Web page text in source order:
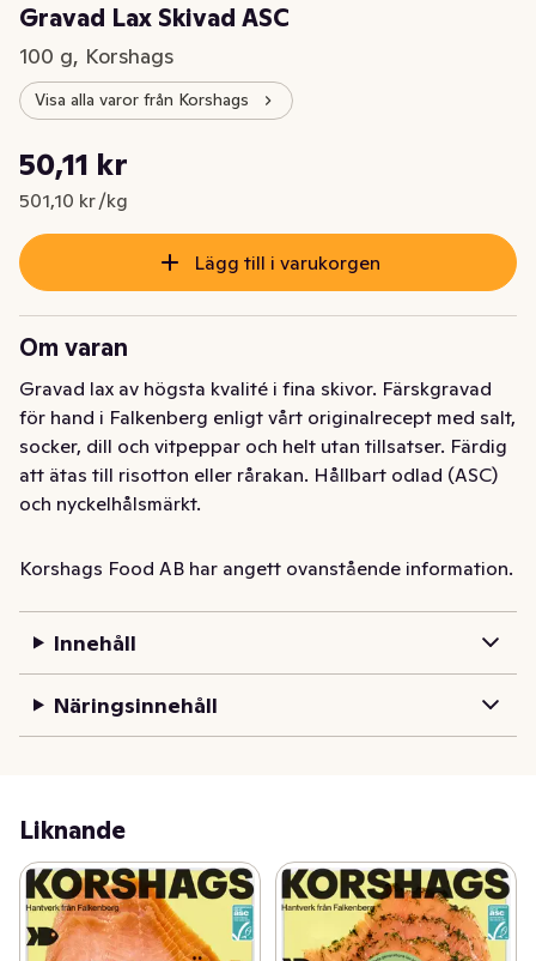
Gravad Lax Skivad ASC
100 g, Korshags
Visa alla varor från Korshags
Nuvarande pris är: 50,11 kr
50,11 kr
501,10 kr /kg
Styckpris: 501,10 kr /kg
Lägg till i varukorgen
Om varan
Gravad lax av högsta kvalité i fina skivor. Färskgravad
för hand i Falkenberg enligt vårt originalrecept med salt,
socker, dill och vitpeppar och helt utan tillsatser. Färdig
att ätas till risotton eller rårakan. Hållbart odlad (ASC)
och nyckelhålsmärkt.
Korshags började 1937 med en liten fiskbutik i
kunskap, hantverk och nyfikenhet. Och det är vår
genuina kärlek till råvarorna, maten och havet som
genomsyrar allt vi gör.
Korshags Food AB har angett ovanstående information.
Innehåll
Näringsinnehåll
Liknande